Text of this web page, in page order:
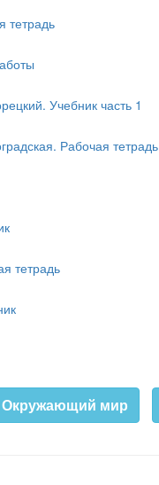
тетрадь
Учебник часть 1
Рабочая тетрадь
тетрадь
Окружающий мир